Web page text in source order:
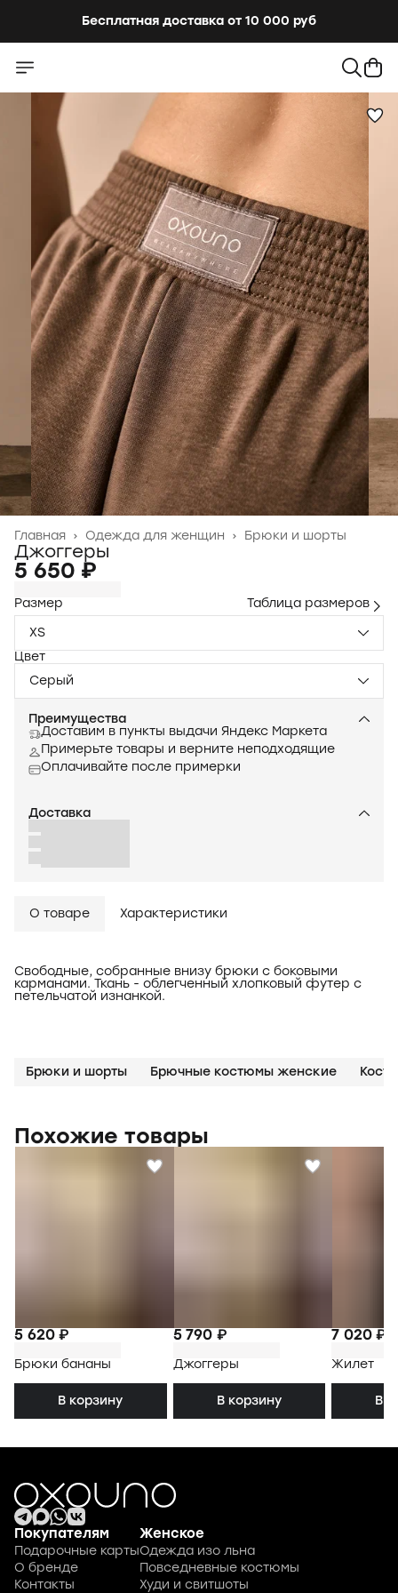
Бесплатная доставка от 10 000 руб
Брюки и шорты
Одежда для женщин ›
Главная ›
Джоггеры
5 650 ₽
Размер
Таблица размеров
XS
Цвет
Серый
Преимущества
Доставим в пункты выдачи Яндекс Маркета
Примерьте товары и верните неподходящие
Оплачивайте после примерки
Доставка
О товаре Характеристики
Свободные, собранные внизу брюки c боковыми
карманами. Ткань - облегченный хлопковый футер с
петельчатой изнанкой.
Брюки и шорты Брючные костюмы женские
Похожие товары
5 620 ₽
Брюки бананы
В корзину
5 790 ₽
Джоггеры
В корзину
7 020 ₽
Жилет
В
Покупателям
Подарочные карты
О бренде
Контакты
Женское
Одежда изо льна
Повседневные костюмы
Худи и свитшоты